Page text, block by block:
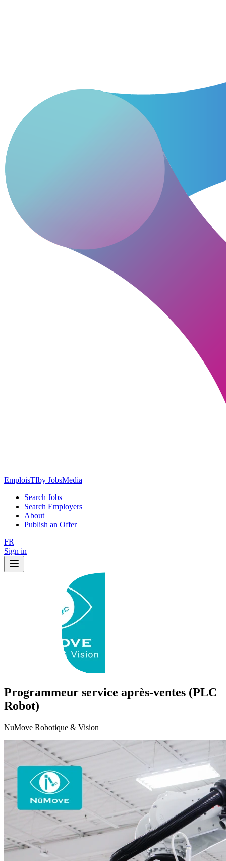
EmploisTIby JobsMedia
Search Jobs
Search Employers
About
Publish an Offer
FR
Sign in
Programmeur service après-ventes (PLC
Robot)
NuMove Robotique & Vision